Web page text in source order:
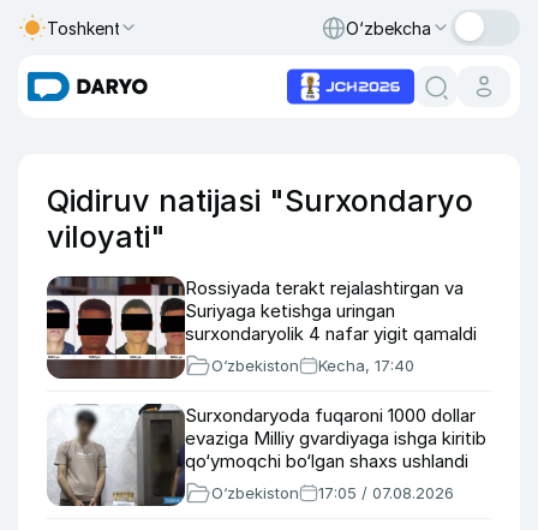
Toshkent O‘zbekcha
Qidiruv natijasi "Surxondaryo
viloyati"
Rossiyada terakt rejalashtirgan va
Suriyaga ketishga uringan
surxondaryolik 4 nafar yigit qamaldi
O‘zbekiston Kecha, 17:40
Surxondaryoda fuqaroni 1000 dollar
evaziga Milliy gvardiyaga ishga kiritib
qo‘ymoqchi bo‘lgan shaxs ushlandi
O‘zbekiston 17:05 / 07.08.2026